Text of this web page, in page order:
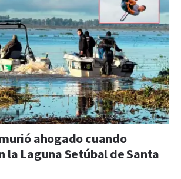
ahogado cuando
la Laguna Setúbal de Santa